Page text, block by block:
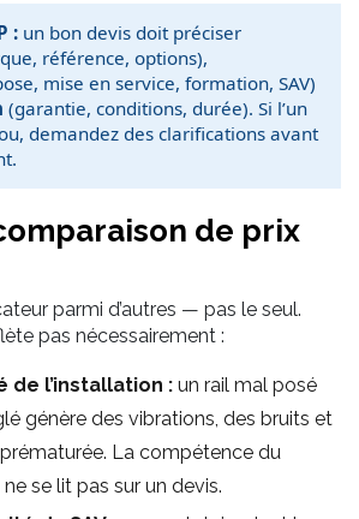
:un bon devis doit préciser
référence, options),
mise en service, formation, SAV)
(garantie, conditions, durée). Si l’un
demandez des clarifications avant
de prix
parmi d’autres — pas le seul.
pas nécessairement :
de l’installation : un rail mal posé
génère des vibrations, des bruits et
La compétence du
se lit pas sur un devis.